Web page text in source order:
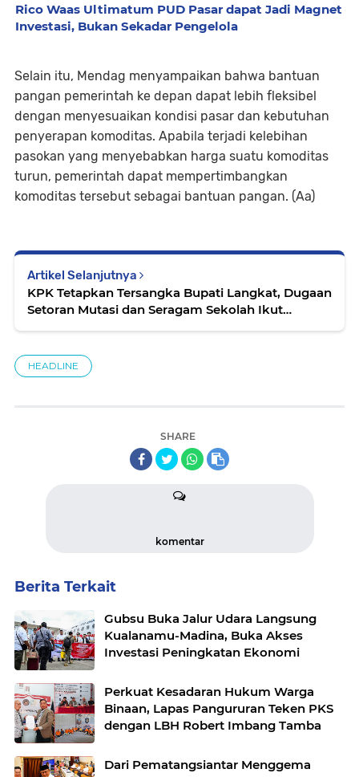
Rico Waas Ultimatum PUD Pasar dapat Jadi Magnet
Investasi, Bukan Sekadar Pengelola
Selain itu, Mendag menyampaikan bahwa bantuan
pangan pemerintah ke depan dapat lebih fleksibel
dengan menyesuaikan kondisi pasar dan kebutuhan
penyerapan komoditas. Apabila terjadi kelebihan
pasokan yang menyebabkan harga suatu komoditas
turun, pemerintah dapat mempertimbangkan
komoditas tersebut sebagai bantuan pangan. (Aa)
Artikel Selanjutnya
KPK Tetapkan Tersangka Bupati Langkat, Dugaan
Setoran Mutasi dan Seragam Sekolah Ikut
HEADLINE
SHARE
komentar
Berita Terkait
Gubsu Buka Jalur Udara Langsung
Kualanamu-Madina, Buka Akses
Investasi Peningkatan Ekonomi
Perkuat Kesadaran Hukum Warga
Binaan, Lapas Pangururan Teken PKS
dengan LBH Robert Imbang Tamba
Dari Pematangsiantar Menggema